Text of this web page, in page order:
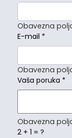
Obavezna
E-mail *
Obavezna
Vaša poruka *
Obavezna
2 + 1 = ?